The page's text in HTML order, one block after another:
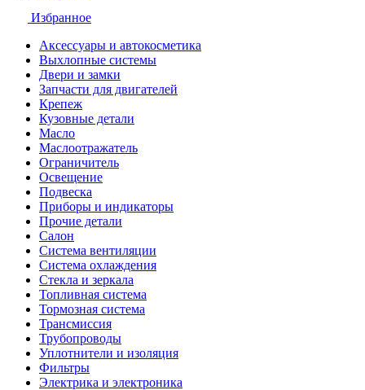
Избранное
Аксессуары и автокосметика
Выхлопные системы
Двери и замки
Запчасти для двигателей
Крепеж
Кузовные детали
Масло
Маслоотражатель
Ограничитель
Освещение
Подвеска
Приборы и индикаторы
Прочие детали
Салон
Система вентиляции
Система охлаждения
Стекла и зеркала
Топливная система
Тормозная система
Трансмиссия
Трубопроводы
Уплотнители и изоляция
Фильтры
Электрика и электроника